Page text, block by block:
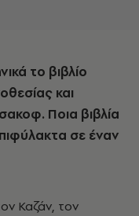
και
Ποια βιβλία
σε έναν
Καζάν, τον